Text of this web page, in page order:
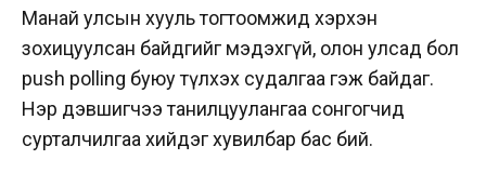
Манай улсын хууль тогтоомжид хэрхэн
зохицуулсан байдгийг мэдэхгүй, олон улсад бол
push polling буюу түлхэх судалгаа гэж байдаг.
Нэр дэвшигчээ танилцуулангаа сонгогчид
сурталчилгаа хийдэг хувилбар бас бий.